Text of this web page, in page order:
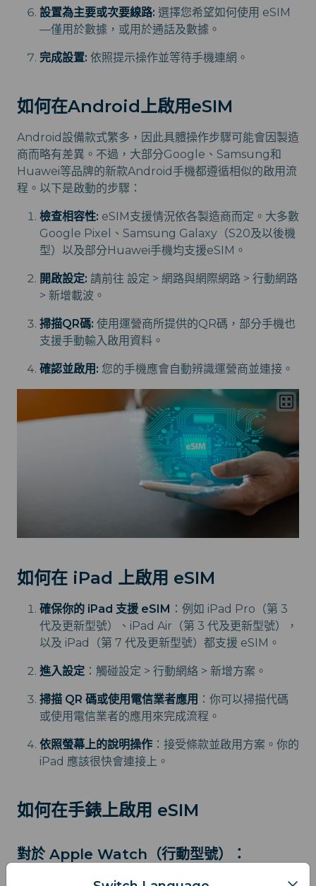
設置為主要或次要線路: 選擇您希望如何使用 eSIM
—僅用於數據，或用於通話及數據。
完成設置: 依照提示操作並等待手機連網。
如何在Android上啟用eSIM
Android設備款式繁多，因此具體操作步驟可能會因製造
商而略有差異。不過，大部分Google、Samsung和
Huawei等品牌的新款Android手機都遵循相似的啟用流
程。以下是啟動的步驟：
檢查相容性: eSIM支援情況依各製造商而定。大多數
Google Pixel、Samsung Galaxy（S20及以後機
型）以及部分Huawei手機均支援eSIM。
開啟設定: 請前往 設定 > 網路與網際網路 > 行動網路
> 新增載波。
掃描QR碼: 使用運營商所提供的QR碼，部分手機也
支援手動輸入啟用資料。
確認並啟用: 您的手機應會自動辨識運營商並連接。
如何在 iPad 上啟用 eSIM
確保你的 iPad 支援 eSIM ：例如 iPad Pro（第 3
代及更新型號）、iPad Air（第 3 代及更新型號），
以及 iPad（第 7 代及更新型號）都支援 eSIM。
進入設定 ：觸碰設定 > 行動網絡 > 新增方案。
掃描 QR 碼或使用電信業者應用 ：你可以掃描代碼
或使用電信業者的應用來完成流程。
依照螢幕上的說明操作 ：接受條款並啟用方案。你的
iPad 應該很快會連接上。
如何在手錶上啟用 eSIM
對於 Apple Watch（行動型號）：